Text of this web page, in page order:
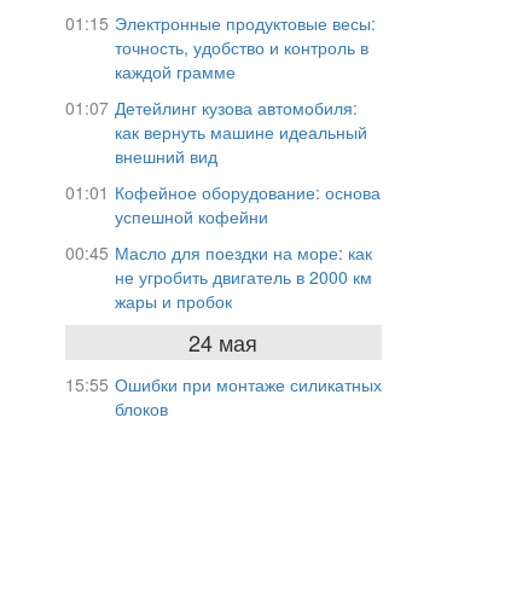
01:15 Электронные продуктовые весы:
точность, удобство и контроль в
каждой грамме
01:07 Детейлинг кузова автомобиля:
как вернуть машине идеальный
внешний вид
01:01 Кофейное оборудование: основа
успешной кофейни
00:45 Масло для поездки на море: как
не угробить двигатель в 2000 км
жары и пробок
24 мая
15:55 Ошибки при монтаже силикатных
блоков